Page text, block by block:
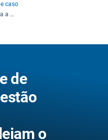
caso
Uma comunidade de práticas para a gestão sustentável das florestas que rodeiam o lago Occhito, na Apúlia, Itália
de
o